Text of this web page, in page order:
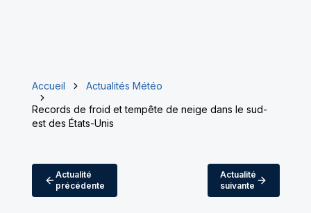
Accueil
Actualités Météo
Records de froid et tempête de neige dans le sud-
est des États-Unis
Actualité
précédente
Actualité
suivante